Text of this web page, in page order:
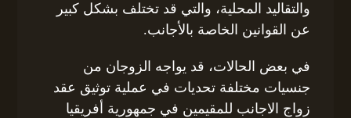
والتقاليد المحلية، والتي قد تختلف بشكل كبير
عن القوانين الخاصة بالأجانب.
في بعض الحالات، قد يواجه الزوجان من
جنسيات مختلفة تحديات في عملية توثيق عقد
زواج الاجانب للمقيمين في جمهورية أفريقيا